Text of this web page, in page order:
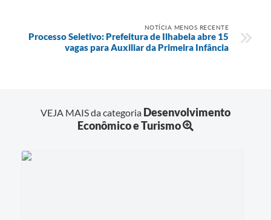
NOTÍCIA MENOS RECENTE
Processo Seletivo: Prefeitura de Ilhabela abre 15
vagas para Auxiliar da Primeira Infância
VEJA MAIS da categoria Desenvolvimento
Econômico e Turismo